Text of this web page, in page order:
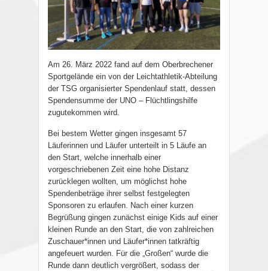
Am 26. März 2022 fand auf dem Oberbrechener
Sportgelände ein von der Leichtathletik-Abteilung
der TSG organisierter Spendenlauf statt, dessen
Spendensumme der UNO – Flüchtlingshilfe
zugutekommen wird.
Bei bestem Wetter gingen insgesamt 57
Läuferinnen und Läufer unterteilt in 5 Läufe an
den Start, welche innerhalb einer
vorgeschriebenen Zeit eine hohe Distanz
zurücklegen wollten, um möglichst hohe
Spendenbeträge ihrer selbst festgelegten
Sponsoren zu erlaufen. Nach einer kurzen
Begrüßung gingen zunächst einige Kids auf einer
kleinen Runde an den Start, die von zahlreichen
Zuschauer*innen und Läufer*innen tatkräftig
angefeuert wurden. Für die „Großen“ wurde die
Runde dann deutlich vergrößert, sodass der